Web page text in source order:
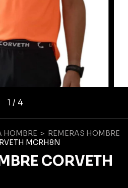
1 / 4
HOMBRE > REMERAS HOMBRE
MCRH8N
CORVETH